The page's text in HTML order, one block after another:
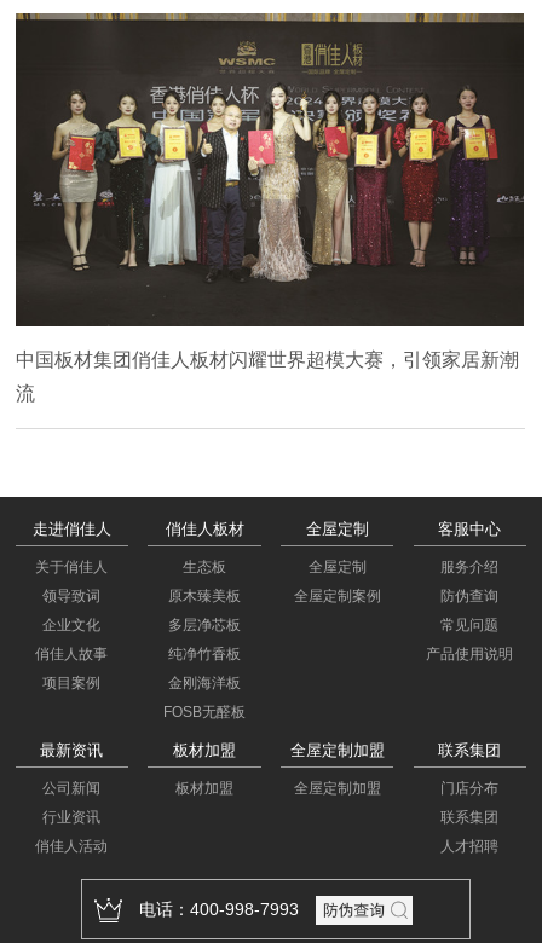
中国板材集团俏佳人板材闪耀世界超模大赛，引领家居新潮
流
走进俏佳人
关于俏佳人
领导致词
企业文化
俏佳人故事
项目案例
俏佳人板材
生态板
原木臻美板
多层净芯板
纯净竹香板
金刚海洋板
FOSB无醛板
全屋定制
全屋定制
全屋定制案例
客服中心
服务介绍
防伪查询
常见问题
产品使用说明
最新资讯
公司新闻
行业资讯
俏佳人活动
板材加盟
板材加盟
全屋定制加盟
全屋定制加盟
联系集团
门店分布
联系集团
人才招聘
电话：400-998-7993